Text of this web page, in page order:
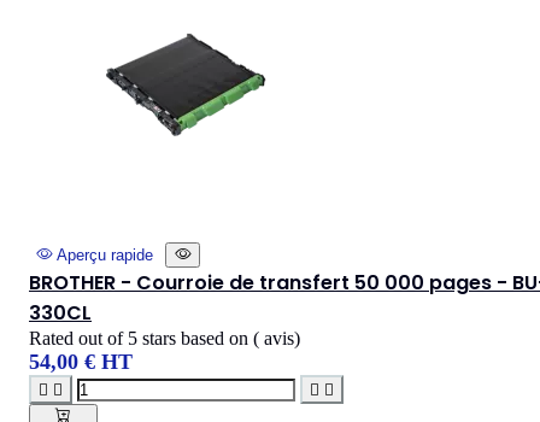
Aperçu rapide
BROTHER - Courroie de transfert 50 000 pages -
330CL
Rated out of 5 stars based on ( avis)
54,00 € HT
   